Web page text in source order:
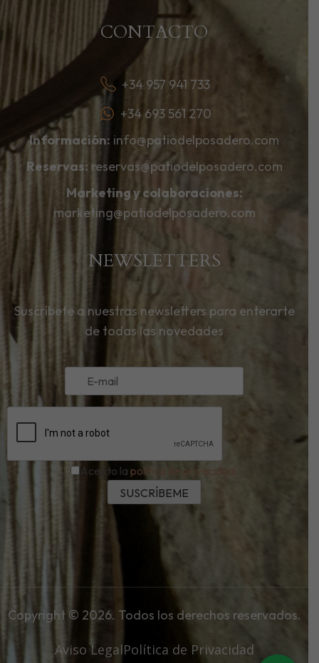
CONTACTO
+34 957 941 733
+34 693 561 270
Información: info@patiodelposadero.com
Reservas: reservas@patiodelposadero.com
Marketing y colaboraciones:
marketing@patiodelposadero.com
NEWSLETTERS
Suscríbete a nuestras newsletters para enterarte
de todas las novedades
Acepto la política de privacidad.
Copyright © 2026. Todos los derechos reservados.
Aviso LegalPolítica de Privacidad